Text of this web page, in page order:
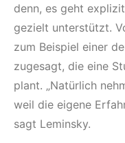
denn, es geht
gezielt unterstützt.
zum Beispiel einer
zugesagt, die eine
plant. „Natürlich
weil die eigene
sagt Leminsky.